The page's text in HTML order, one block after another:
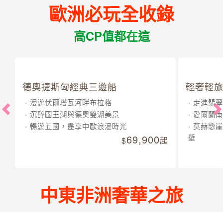
歐洲必玩全收錄
高CP值都在這
德奧捷斯匈經典三遊船
漫遊伏爾塔瓦河畔布拉格
沉醉國王湖與德奧雙湖美景
暢遊五國，盡享中歐浪漫時光
69,900起
輕奢輕
走進翡
愛爾蘭
莫赫懸
壁
中東非洲奢華之旅